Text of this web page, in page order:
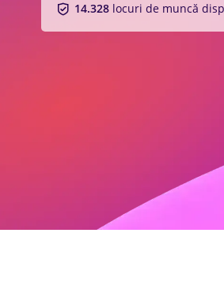
14.328 locuri de muncă